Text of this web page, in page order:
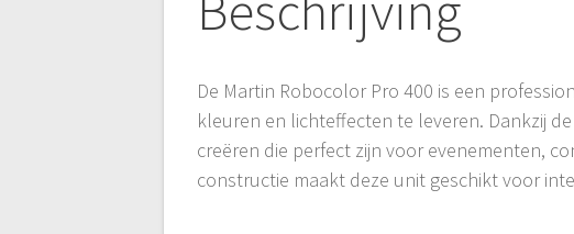
De Martin Robocolor Pro 400 is een
kleuren en lichteffecten te leveren. Dankzij
creëren die perfect zijn voor evenementen,
constructie maakt deze unit geschikt voor